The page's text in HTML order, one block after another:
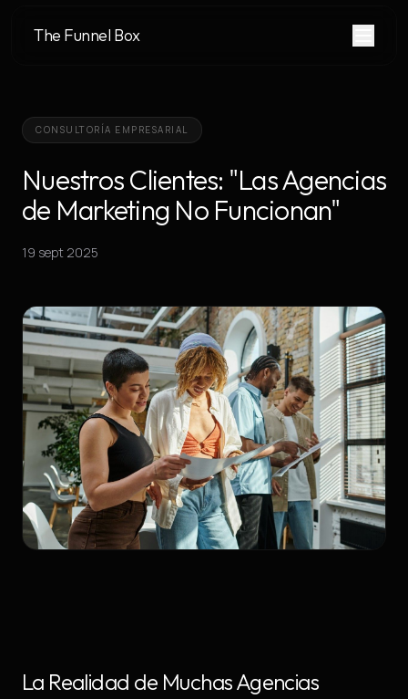
The Funnel Box
CONSULTORÍA EMPRESARIAL
Nuestros Clientes: "Las Agencias
de Marketing No Funcionan"
19 sept 2025
La Realidad de Muchas Agencias